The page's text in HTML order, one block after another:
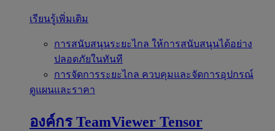
เรียนรู้เพิ่มเติม
การสนับสนุนระยะไกล ให้การสนับสนุนได้อย่าง
ปลอดภัยในทันที
การจัดการระยะไกล ควบคุมและจัดการอุปกรณ์
ดูแผนและราคา
องค์กร TeamViewer Tensor